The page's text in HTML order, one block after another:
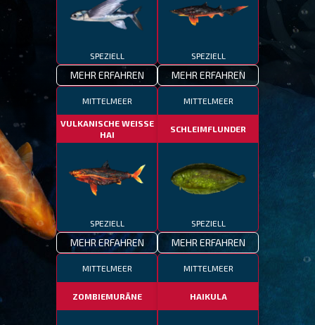
SPEZIELL
MEHR ERFAHREN
SPEZIELL
MEHR ERFAHREN
MITTELMEER
VULKANISCHE WEISSE
HAI
SPEZIELL
MEHR ERFAHREN
MITTELMEER
SCHLEIMFLUNDER
SPEZIELL
MEHR ERFAHREN
MITTELMEER
ZOMBIEMURÄNE
MITTELMEER
HAIKULA